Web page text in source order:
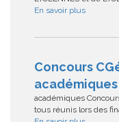
En savoir plus
Concours
académiques
académiques
tous réunis lors des